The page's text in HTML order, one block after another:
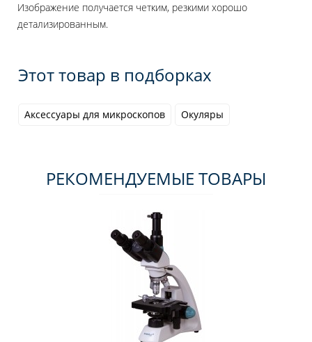
Изображение получается четким, резкими хорошо
детализированным.
Этот товар в подборках
Аксессуары для микроскопов Окуляры
РЕКОМЕНДУЕМЫЕ ТОВАРЫ